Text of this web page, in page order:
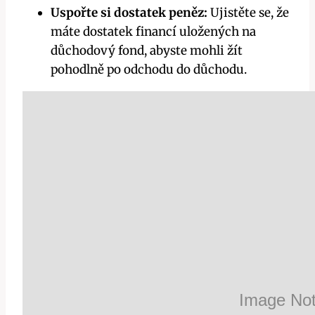
Uspořte si dostatek peněz: Ujistěte se, že
máte dostatek financí uložených na
důchodový fond, abyste mohli žít
pohodlně po odchodu do důchodu.